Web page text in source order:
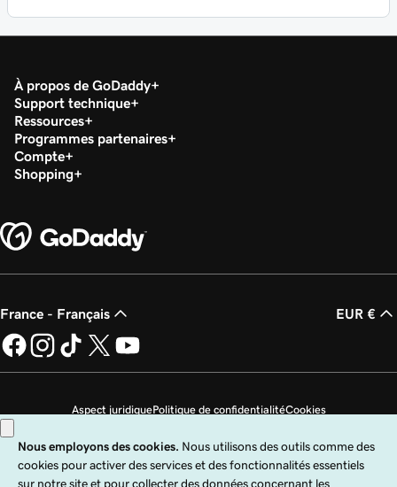
À propos de GoDaddy
Support technique
Ressources
Programmes partenaires
Compte
Shopping
France - Français EUR €
Aspect juridiquePolitique de confidentialitéCookies
Ne revendez pas mes informations personnelles
Copyright © 1999 - 2026 GoDaddy Operating Company, LLC. Tous droits